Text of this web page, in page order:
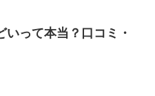
って本当？口コミ・